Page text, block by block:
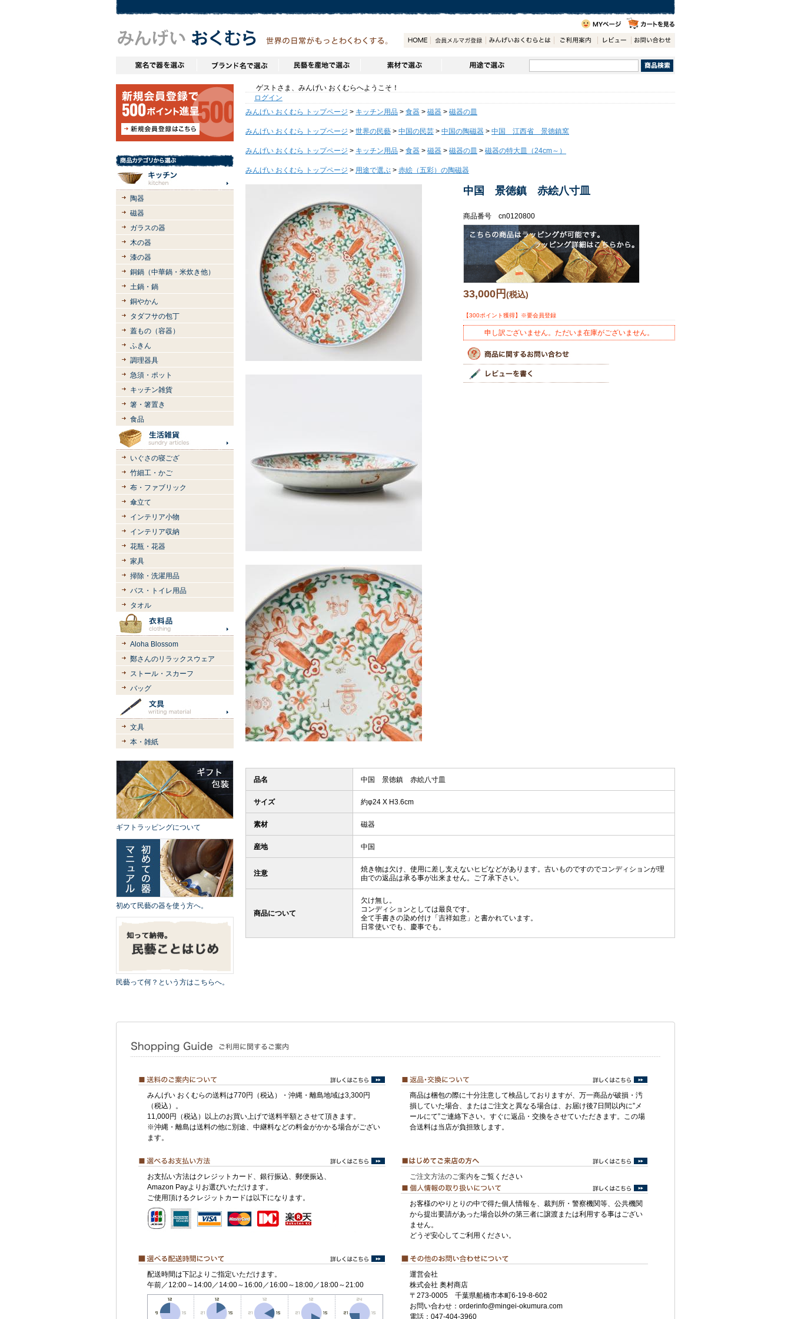
陶器
磁器
ガラスの器
木の器
漆の器
銅鍋（中華鍋・米炊き他）
土鍋・鍋
銅やかん
タダフサの包丁
蓋もの（容器）
ふきん
調理器具
急須・ポット
キッチン雑貨
箸・箸置き
食品
いぐさの寝ござ
竹細工・かご
布・ファブリック
傘立て
インテリア小物
インテリア収納
花瓶・花器
家具
掃除・洗濯用品
バス・トイレ用品
タオル
Aloha Blossom
鄭さんのリラックスウェア
ストール・スカーフ
バッグ
文具
本・雑紙
ギフトラッピングについて
初めて民藝の器を使う方へ。
民藝って何？という方はこちらへ。
ゲストさま、みんげい おくむらへようこそ！
ログイン
みんげい おくむら トップページ > キッチン用品 > 食器 > 磁器 > 磁器の皿
みんげい おくむら トップページ > 世界の民藝 > 中国の民芸 > 中国の陶磁器 > 中国 江西省 景徳鎮窯
みんげい おくむら トップページ > キッチン用品 > 食器 > 磁器 > 磁器の皿 > 磁器の特大皿（24cm～）
みんげい おくむら トップページ > 用途で選ぶ > 赤絵（五彩）の陶磁器
中国 景徳鎮 赤絵八寸皿
商品番号 cn0120800
33,000円(税込)
【300ポイント獲得】※要会員登録
申し訳ございません。ただいま在庫がございません。
品名 中国 景徳鎮 赤絵八寸皿
サイズ 約φ24 X H3.6cm
素材 磁器
産地 中国
注意
焼き物は欠け、使用に差し支えないヒビなどがあります。古いものですのでコンディションが理
由での返品は承る事が出来ません。ご了承下さい。
商品について
欠け無し。
コンディションとしては最良です。
全て手書きの染め付け「吉祥如意」と書かれています。
日常使いでも、慶事でも。
みんげい おくむらの送料は770円（税込）・沖縄・離島地域は3,300円
（税込）。
11,000円（税込）以上のお買い上げで送料半額とさせて頂きます。
※沖縄・離島は送料の他に別途、中継料などの料金がかかる場合がござい
ます。
商品は梱包の際に十分注意して検品しておりますが、万一商品が破損・汚
損していた場合、またはご注文と異なる場合は、お届け後7日間以内に”メ
ールにて”ご連絡下さい。すぐに返品・交換をさせていただきます。この場
合送料は当店が負担致します。
お支払い方法はクレジットカード、銀行振込、郵便振込、
Amazon Payよりお選びいただけます。
ご使用頂けるクレジットカードは以下になります。
ご注文方法のご案内をご覧ください
お客様のやりとりの中で得た個人情報を、裁判所・警察機関等、公共機関
から提出要請があった場合以外の第三者に譲渡または利用する事はござい
ません。
どうぞ安心してご利用ください。
配送時間は下記よりご指定いただけます。
午前／12:00～14:00／14:00～16:00／16:00～18:00／18:00～21:00
運営会社
株式会社 奥村商店
〒273-0005 千葉県船橋市本町6-19-8-602
お問い合わせ：orderinfo@mingei-okumura.com
電話：047-404-3960